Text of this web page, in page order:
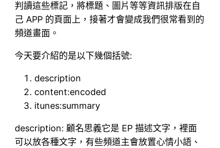
判讀這些標記，將標題、圖片等等資訊排版在自
己 APP 的頁面上，接著才會變成我們很常看到的
頻道畫面。
今天要介紹的是以下幾個括號:
description
content:encoded
itunes:summary
description: 顧名思義它是 EP 描述文字，裡面
可以放各種文字，有些頻道主會放置心情小語、